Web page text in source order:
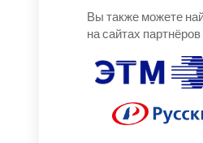
Вы также можете
на сайтах партнёров